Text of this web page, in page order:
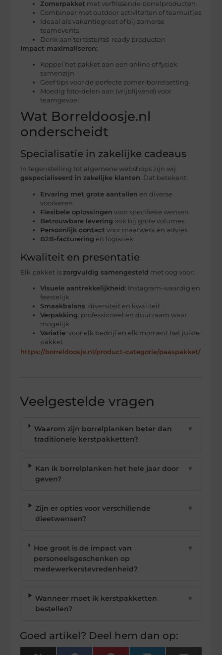
Zomerpakket met verfrissende borrelproducten
Combineer met outdoor activiteiten of teamuitjes
Ideaal als vakantiegroet of bij zomerse
teamevents
Denk aan terrasterras-ready producten
Impact maximaliseren:
Koppel het pakket aan een online of fysiek
samenzijn
Geef tips voor de perfecte zomer-borrelsetting
Moedig foto-delen aan (vrijblijvend) voor
teamgevoel
Wat Borreldoosje.nl
onderscheidt
Specialisatie in zakelijke cadeaus
In tegenstelling tot algemene webshops zijn wij
gespecialiseerd in zakelijke klanten. Dat betekent:
Ervaring met grote aantallen en diverse
voorkeren
Flexibele oplossingen voor specifieke wensen
Betrouwbare levering ook bij grote volumes
Persoonlijk contact voor maatwerk en advies
B2B-facturering en logistiek
Kwaliteit en presentatie
Elk pakket is zorgvuldig samengesteld met oog voor:
Visuele aantrekkelijkheid : Instagram-waardig en
feestelijk
Smaakbalans: diversiteit en kwaliteit
Verpakking: professioneel en duurzaam waar
mogelijk
Variatie: voor elk bedrijf en elk moment het juiste
pakket
https://borreldoosje.nl/product-categorie/paaspakket/
Veelgestelde vragen
Waarom zijn borrelplanken beter dan
traditionele kerstpakketten?
▼
Kan ik borrelplanken het hele jaar door
geven?
▼
Zijn er opties voor verschillende
dieetwensen?
▼
Hoe groot is de impact van
personeelsgeschenken op
medewerkerstevredenheid?
▼
Wanneer moet ik kerstpakketten
bestellen?
▼
Goed artikel? Deel hem dan op: